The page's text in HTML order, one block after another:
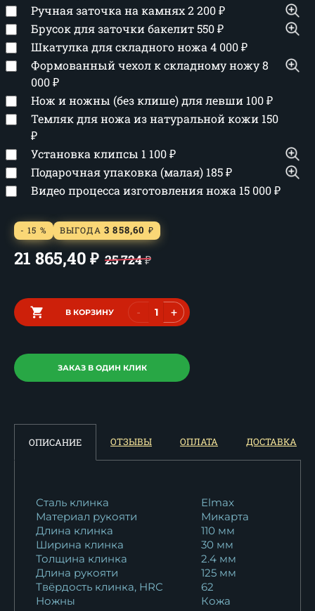
Ручная заточка на камнях2 200₽
Брусок для заточки бакелит550₽
Шкатулка для складного ножа 4 000₽
Формованный чехол к складному ножу8
000₽
Нож и ножны (без клише) для левши 100₽
Темляк для ножа из натуральной кожи 150
₽
Установка клипсы 1 100₽
Подарочная упаковка (малая) 185₽
Видео процесса изготовления ножа 15 000₽
- 15 % ВЫГОДА 3 858,60 ₽
21 865,40 ₽ 25 724₽
В КОРЗИНУ - +
ЗАКАЗ В ОДИН КЛИК
ОПИСАНИЕ ОТЗЫВЫ ОПЛАТА ДОСТАВКА
Сталь клинка
Elmax
Материал рукояти
Микарта
Длина клинка
110 мм
Ширина клинка
30 мм
Толщина клинка
2.4 мм
Длина рукояти
125 мм
Твёрдость клинка, HRC
62
Ножны
Кожа